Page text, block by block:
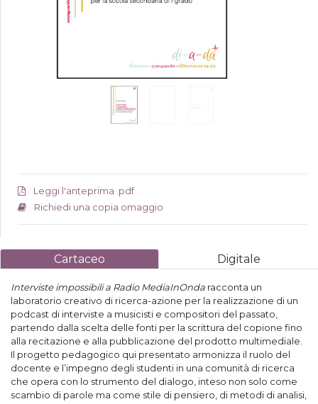
Leggi l'anteprima .pdf
Richiedi una copia omaggio
Cartaceo Digitale
Interviste impossibili a Radio MediaInOnda racconta un
laboratorio creativo di ricerca-azione per la realizzazione di un
podcast di interviste a musicisti e compositori del passato,
partendo dalla scelta delle fonti per la scrittura del copione fino
alla recitazione e alla pubblicazione del prodotto multimediale.
Il progetto pedagogico qui presentato armonizza il ruolo del
docente e l’impegno degli studenti in una comunità di ricerca
che opera con lo strumento del dialogo, inteso non solo come
scambio di parole ma come stile di pensiero, di metodi di analisi,